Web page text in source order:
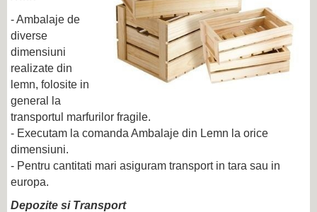
- Ambalaje de
diverse
dimensiuni
realizate din
lemn, folosite in
general la
transportul marfurilor fragile.
- Executam la comanda Ambalaje din Lemn la orice
dimensiuni.
- Pentru cantitati mari asiguram transport in tara sau in
europa.
Depozite si Transport